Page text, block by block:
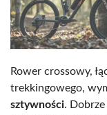
Rower crossowy,
trekkingowego,
sztywności.